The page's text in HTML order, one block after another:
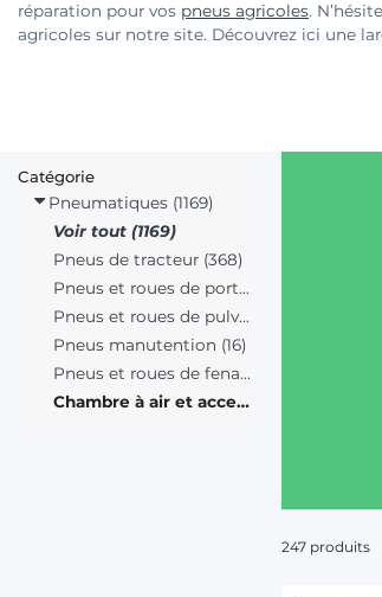
réparation pour vos pneus agricoles.
agricoles sur notre site. Découvrez ici une
Catégorie
Pneumatiques (1169)
Voir tout (1169)
Pneus de tracteur (368)
Pneus et roues de porteurs (482)
Pneus et roues de pulvérisateur (24)
Pneus manutention (16)
Pneus et roues de fenaison (32)
Chambre à air et accessoires (247)
247 produits